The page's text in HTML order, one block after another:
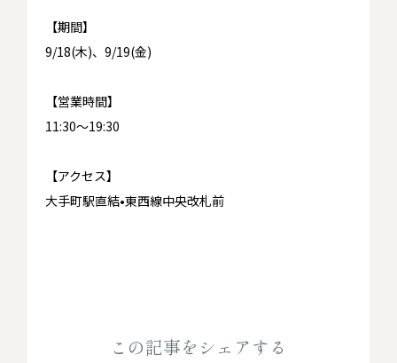
【期間】
9/18(木)、9/19(金)
【営業時間】
11:30～19:30
【アクセス】
大手町駅直結•東西線中央改札前
この記事をシェアする